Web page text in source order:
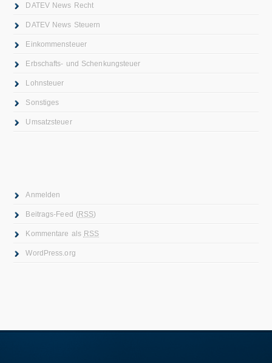
DATEV News Recht
DATEV News Steuern
Einkommensteuer
Erbschafts- und Schenkungsteuer
Lohnsteuer
Sonstiges
Umsatzsteuer
Anmelden
Beitrags-Feed (RSS)
Kommentare als RSS
WordPress.org